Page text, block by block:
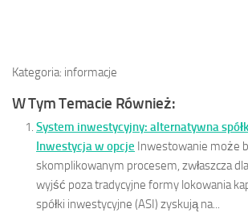
Kategoria: informacje
W Tym Temacie Również:
System inwestycyjny: alternatywna
Inwestycja w opcje Inwestowanie może
skomplikowanym procesem, zwłaszcza
wyjść poza tradycyjne formy lokowania
spółki inwestycyjne (ASI) zyskują na...